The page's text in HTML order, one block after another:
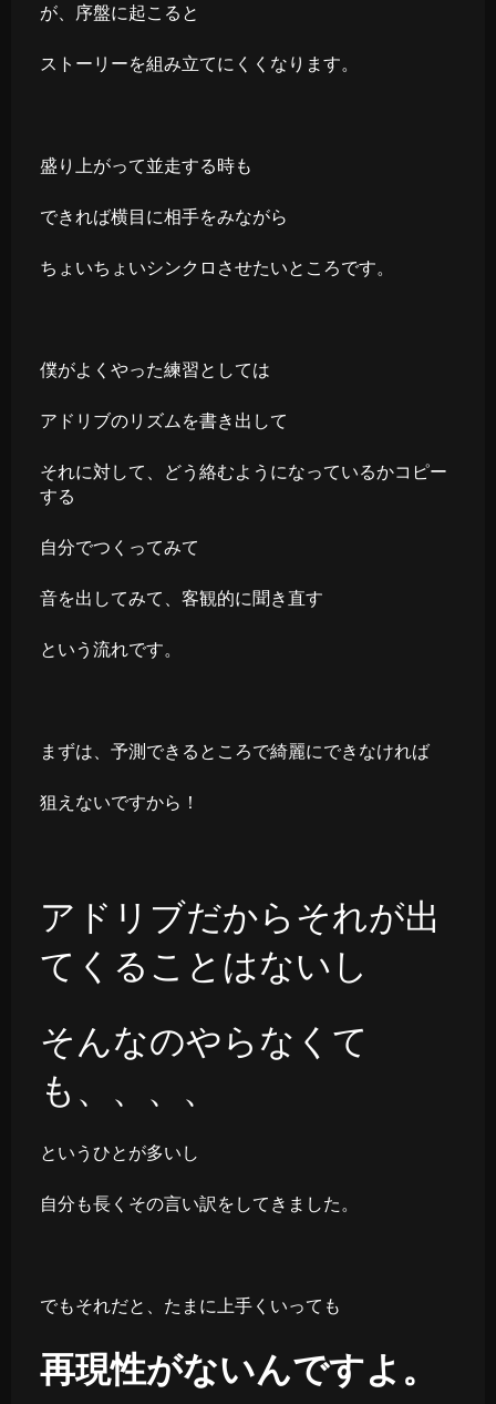
が、序盤に起こると
ストーリーを組み立てにくくなります。
盛り上がって並走する時も
できれば横目に相手をみながら
ちょいちょいシンクロさせたいところです。
僕がよくやった練習としては
アドリブのリズムを書き出して
それに対して、どう絡むようになっているかコピー
する
自分でつくってみて
音を出してみて、客観的に聞き直す
という流れです。
まずは、予測できるところで綺麗にできなければ
狙えないですから！
アドリブだからそれが出
てくることはないし
そんなのやらなくて
も、、、、
というひとが多いし
自分も長くその言い訳をしてきました。
でもそれだと、たまに上手くいっても
再現性がないんですよ。